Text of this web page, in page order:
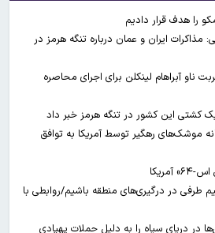
را هدف قرار دادیم
ایران و عمان درباره تنگه هرمز در
ناو آبراهام لینکلن برای اجرای محاصره
کشتی این کشور در تنگه هرمز خبر داد
موشک‌های رهگیر توسط آمریکا به توافق
طرفی در درگیری‌های منطقه باشیم/روابطی با
در دریای سیاه را به دلیل حملات پهپادی